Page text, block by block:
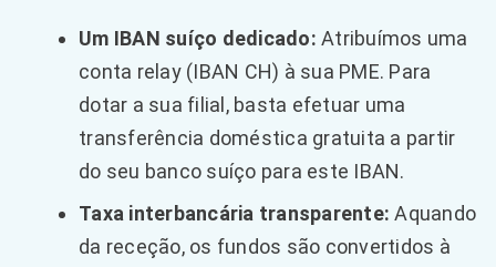
Um IBAN suíço dedicado: Atribuímos uma
conta relay (IBAN CH) à sua PME. Para
dotar a sua filial, basta efetuar uma
transferência doméstica gratuita a partir
do seu banco suíço para este IBAN.
Taxa interbancária transparente: Aquando
da receção, os fundos são convertidos à